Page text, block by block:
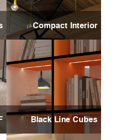
Compact Interior
Black Line Cubes